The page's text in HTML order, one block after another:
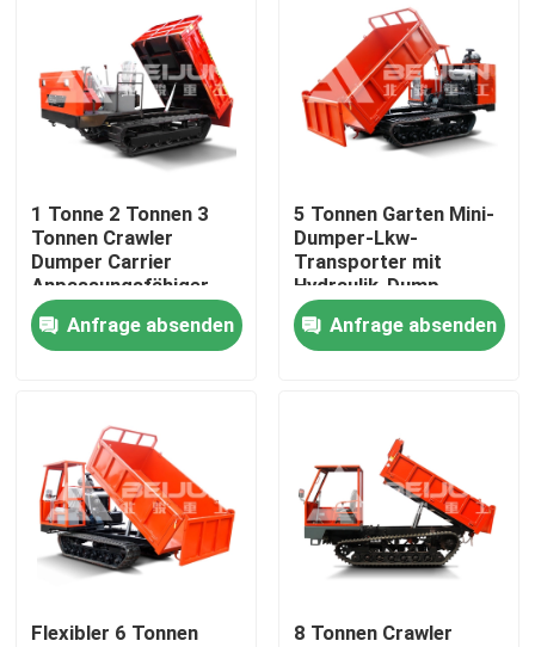
Kontakte
Videos
Untertagekipplaster
Untertagesattelschlepper
Crawler-Dumper-Lkw
Aufheben der Rad-Schere
1 Tonne 2 Tonnen 3
Tonnen Crawler
Dumper Carrier
Anpassungsfähiger
tragbarer Diesel zum
VerkaufAnfrage absenden
5 Tonnen Garten Mini-
Dumper-Lkw-
Transporter mit
Hydraulik-Dump
Anfrage absenden
Flexibler 6 Tonnen
8 Tonnen Crawler